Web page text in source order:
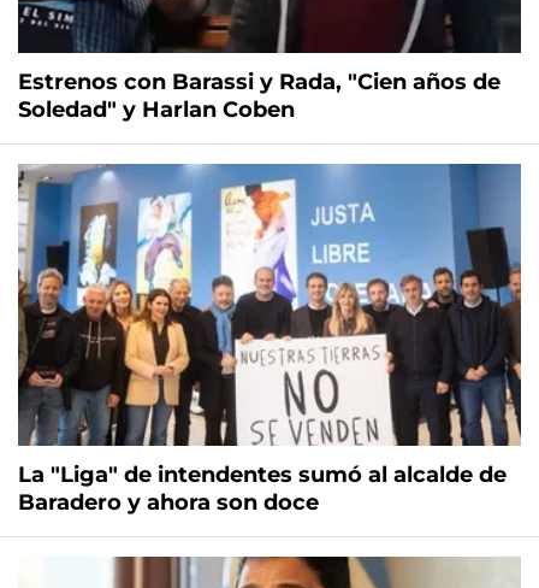
Estrenos con Barassi y Rada, "Cien años de
Soledad" y Harlan Coben
La "Liga" de intendentes sumó al alcalde de
Baradero y ahora son doce